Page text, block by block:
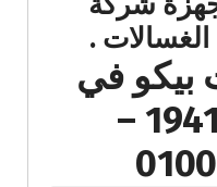
الغسالات .
بيكو في
القليوبية 19418 –